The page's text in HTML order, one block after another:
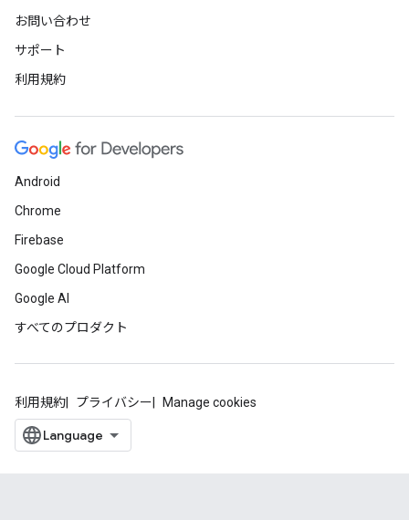
お問い合わせ
サポート
利用規約
Android
Chrome
Firebase
Google Cloud Platform
Google AI
すべてのプロダクト
利用規約 プライバシー Manage cookies